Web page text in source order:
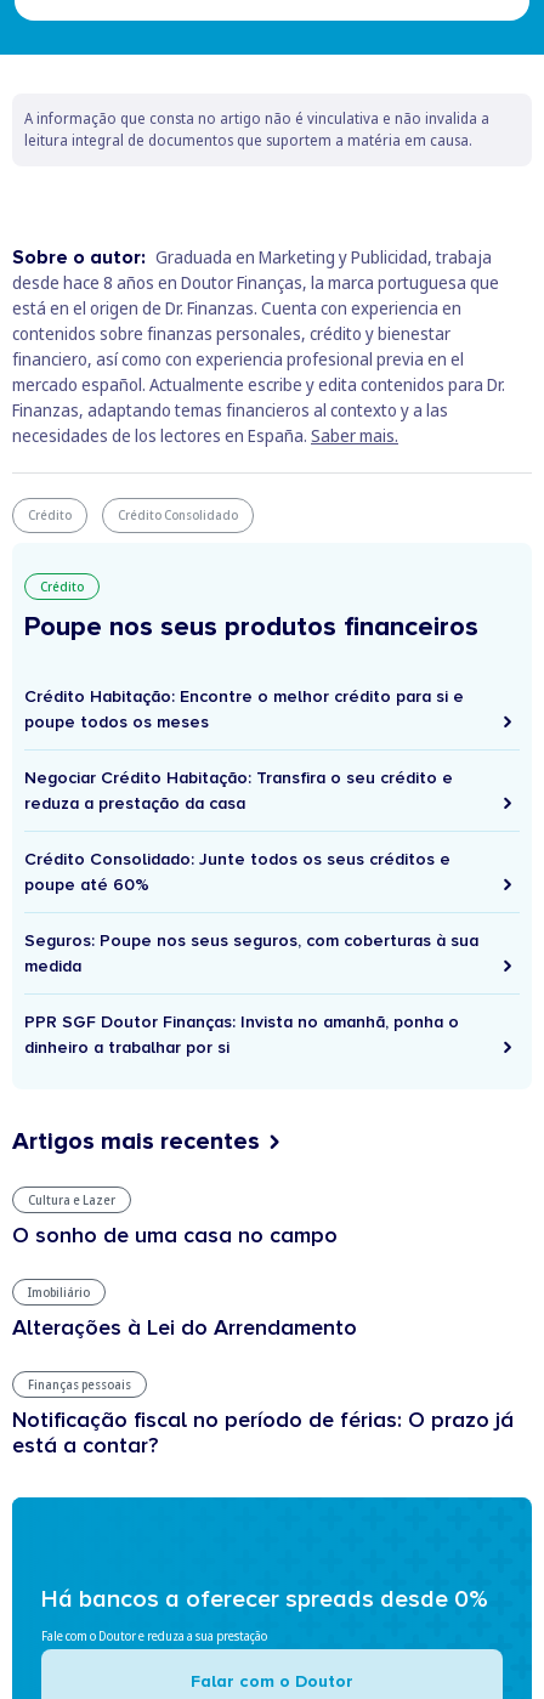
A informação que consta no artigo não é vinculativa e não invalida a
leitura integral de documentos que suportem a matéria em causa.
Sobre o autor: Graduada en Marketing y Publicidad, trabaja
desde hace 8 años en Doutor Finanças, la marca portuguesa que
está en el origen de Dr. Finanzas. Cuenta con experiencia en
contenidos sobre finanzas personales, crédito y bienestar
financiero, así como con experiencia profesional previa en el
mercado español. Actualmente escribe y edita contenidos para Dr.
Finanzas, adaptando temas financieros al contexto y a las
necesidades de los lectores en España. Saber mais.
Crédito Crédito Consolidado
Crédito
Poupe nos seus produtos financeiros
Crédito Habitação: Encontre o melhor crédito para si e
poupe todos os meses
Negociar Crédito Habitação: Transfira o seu crédito e
reduza a prestação da casa
Crédito Consolidado: Junte todos os seus créditos e
poupe até 60%
Seguros: Poupe nos seus seguros, com coberturas à sua
medida
PPR SGF Doutor Finanças: Invista no amanhã, ponha o
dinheiro a trabalhar por si
Artigos mais recentes
Cultura e Lazer
O sonho de uma casa no campo
Imobiliário
Alterações à Lei do Arrendamento
Finanças pessoais
Notificação fiscal no período de férias: O prazo já
está a contar?
Há bancos a oferecer spreads desde 0%
Fale com o Doutor e reduza a sua prestação
Falar com o Doutor